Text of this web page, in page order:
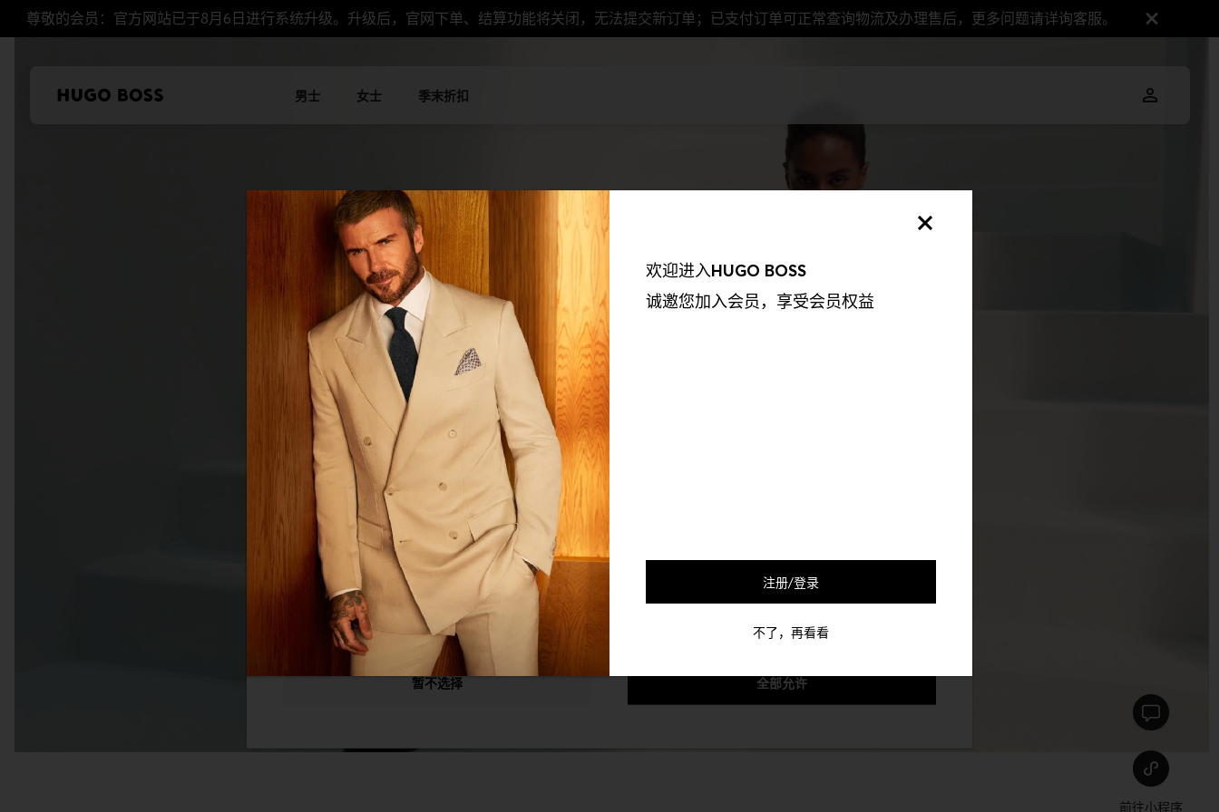
尊敬的会员：官方网站已于8月6日进行系统升级。升级后，官网下单、结算功能将关闭，无法提交新订单；已支付订单可正常查询物流及办理售后，更多问题请详询客服。
男士 女士 季末折扣
本站使用Cookie
我们希望对于我们及我们的合作伙伴收集到的信息以及我们如何使用这些收集到的信息保持透明，以便您可以更好地
控制您的个人信息。欲了解更多资讯，请参阅我们的《隐私权政策》。我们会使用以下合作伙伴来更好地改善您的整
体网络浏览体验。我们的合作伙伴会使用Cookie及其他的机制将您和您的社交网络联系起来，并更好的定制与你符合
您感兴趣的广告。您可以通过退选以下的选项以停止对您的该个人信息的收集。
隐私政策 更多
必须的
暂不选择 全部允许
欢迎进入HUGO BOSS
诚邀您加入会员，享受会员权益
注册/登录
不了，再看看
前往小程序